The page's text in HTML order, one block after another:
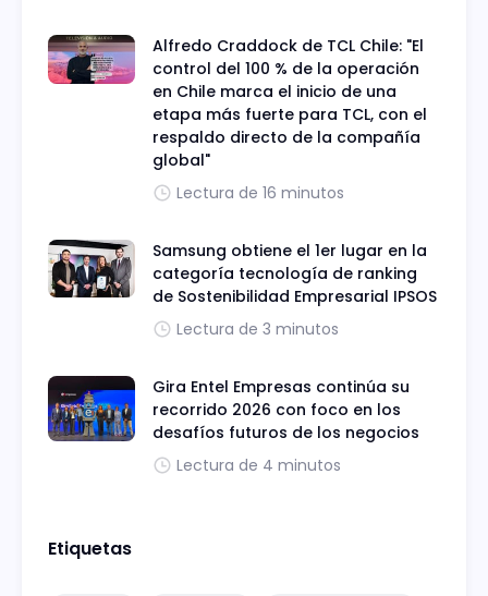
Alfredo Craddock de TCL Chile: "El
control del 100 % de la operación
en Chile marca el inicio de una
etapa más fuerte para TCL, con el
respaldo directo de la compañía
global"
Lectura de 16 minutos
Samsung obtiene el 1er lugar en la
categoría tecnología de ranking
de Sostenibilidad Empresarial IPSOS
Lectura de 3 minutos
Gira Entel Empresas continúa su
recorrido 2026 con foco en los
desafíos futuros de los negocios
Lectura de 4 minutos
Etiquetas